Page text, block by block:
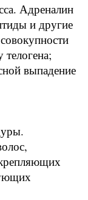
Адреналин
и другие
телогена;
выпадение